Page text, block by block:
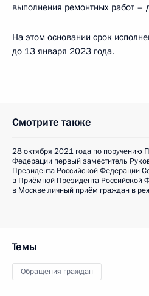
выполнения ремонтных работ –
На этом основании срок
до 13 января 2023 года.
Смотрите также
28 октября 2021 года по поручению
Федерации первый заместитель
Президента Российской Федерации
в Приёмной Президента Российской
в Москве личный приём граждан в
Темы
Обращения граждан